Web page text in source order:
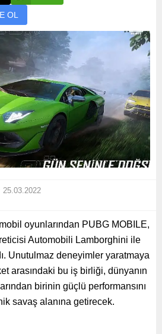
OL
25.03.2022
oyunlarından PUBG MOBILE,
Automobili Lamborghini ile
Unutulmaz deneyimler yaratmaya
arasındaki bu iş birliği, dünyanın
birinin güçlü performansını
savaş alanına getirecek.